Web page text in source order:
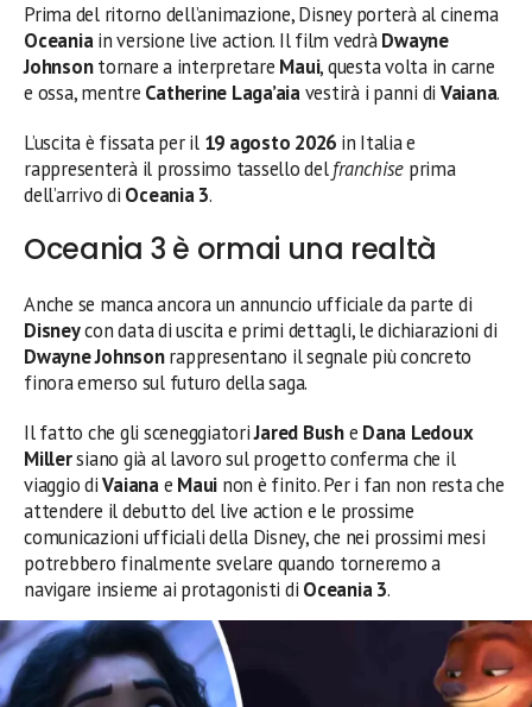
Prima del ritorno dell’animazione, Disney porterà al cinema
Oceaniain versione live action. Il film vedràDwayne
Johnsontornare a interpretare Maui, questa volta in carne
e ossa, mentre Catherine Laga’aiavestirà i panni di Vaiana.
L’uscita è fissata per il 19 agosto 2026 in Italia e
rappresenterà il prossimo tassello delfranchise prima
dell’arrivo di Oceania 3.
Oceania 3 è ormai una realtà
Anche se manca ancora un annuncio ufficiale da parte di
Disneycon data di uscita e primi dettagli, le dichiarazioni di
Dwayne Johnsonrappresentano il segnale più concreto
finora emerso sul futuro della saga.
Il fatto che gli sceneggiatoriJared Bushe Dana Ledoux
Millersiano già al lavoro sul progetto conferma che il
viaggio diVaianae Maui non è finito. Per i fan non resta che
attendere il debutto del live action e le prossime
comunicazioni ufficiali della Disney, che nei prossimi mesi
potrebbero finalmente svelare quando torneremo a
navigare insieme ai protagonisti di Oceania 3.